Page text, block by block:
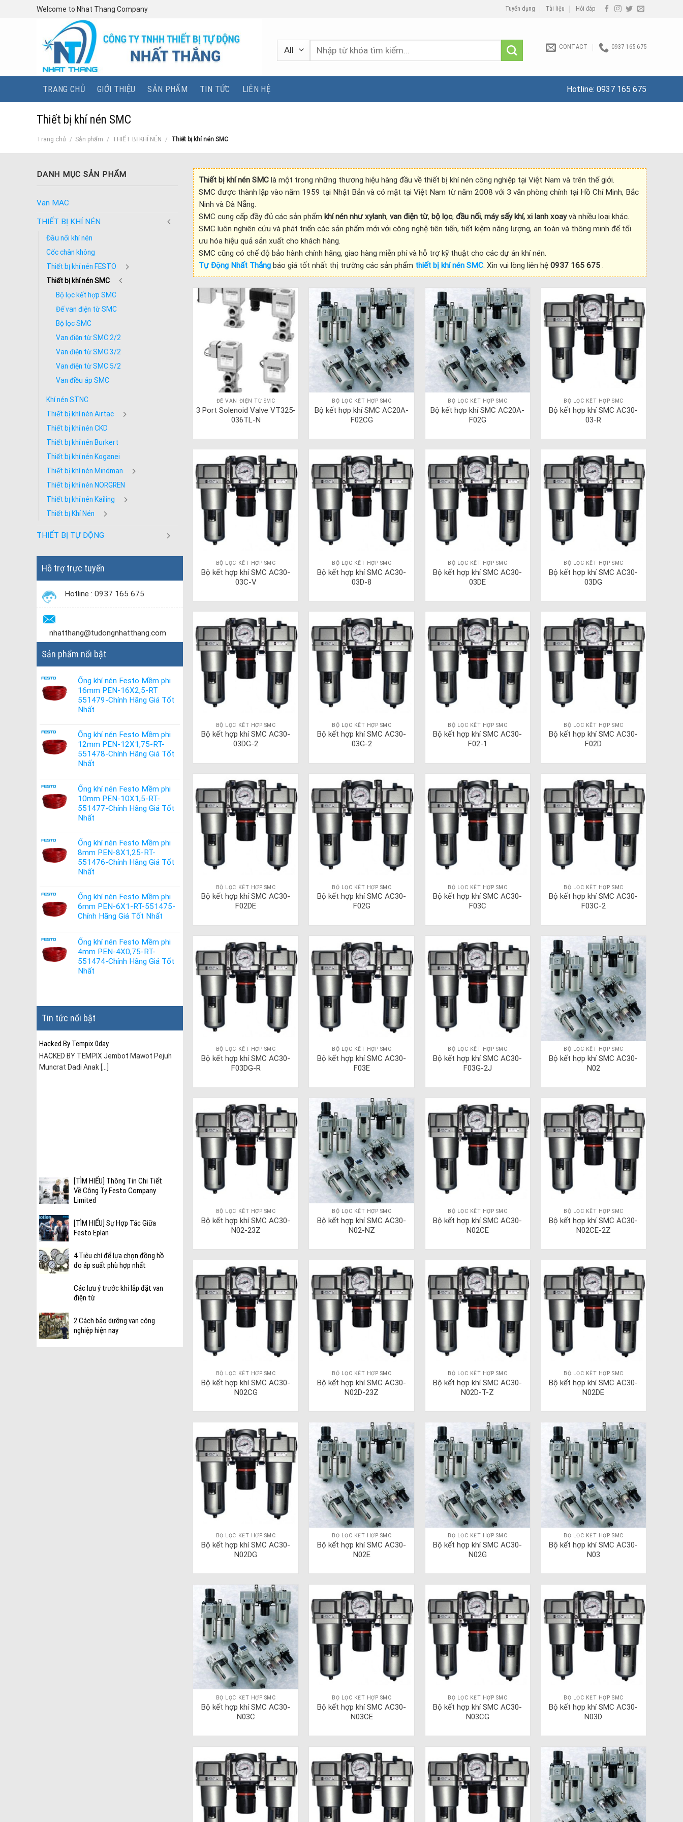
Welcome to Nhat Thang Company Tuyển dụng Tài liệu Hỏi đáp
Tìm
CONTACT 0937 165 675
TRANG CHỦ GIỚI THIỆU SẢN PHẨM TIN TỨC LIÊN HỆ Hotline: 0937 165 675
Thiết bị khí nén SMC
Trang chủ / Sản phẩm / THIẾT BỊ KHÍ NÉN / Thiết bị khí nén SMC
DANH MỤC SẢN PHẨM
Van MAC
THIẾT BỊ KHÍ NÉN
Đầu nối khí nén
Cốc chân không
Thiết bị khí nén FESTO
Thiết bị khí nén SMC
Bộ lọc kết hợp SMC
Đế van điện từ SMC
Bộ lọc SMC
Van điện từ SMC 2/2
Van điện từ SMC 3/2
Van điện từ SMC 5/2
Van điều áp SMC
Khí nén STNC
Thiết bị khí nén Airtac
Thiết bị khí nén CKD
Thiết bị khí nén Burkert
Thiết bị khí nén Koganei
Thiết bị khí nén Mindman
Thiết bị khí nén NORGREN
Thiết bị khí nén Kailing
Thiết bị Khí Nén
THIẾT BỊ TỰ ĐỘNG
Hỗ trợ trực tuyến
Hotline : 0937 165 675
nhatthang@tudongnhatthang.com
Sản phẩm nổi bật
Ống khí nén Festo Mềm phi
16mm PEN-16X2,5-RT
551479-Chính Hãng Giá Tốt
Nhất
Ống khí nén Festo Mềm phi
12mm PEN-12X1,75-RT-
551478-Chính Hãng Giá Tốt
Nhất
Ống khí nén Festo Mềm phi
10mm PEN-10X1,5-RT-
551477-Chính Hãng Giá Tốt
Nhất
Ống khí nén Festo Mềm phi
8mm PEN-8X1,25-RT-
551476-Chính Hãng Giá Tốt
Nhất
Ống khí nén Festo Mềm phi
6mm PEN-6X1-RT-551475-
Chính Hãng Giá Tốt Nhất
Ống khí nén Festo Mềm phi
4mm PEN-4X0,75-RT-
551474-Chính Hãng Giá Tốt
Nhất
Tin tức nổi bật
Hacked By Tempix 0day
HACKED BY TEMPIX Jembot Mawot Pejuh
Muncrat Dadi Anak [...]
[TÌM HIỂU] Thông Tin Chi Tiết
Về Công Ty Festo Company
Limited
[TÌM HIỂU] Sự Hợp Tác Giữa
Festo Eplan
4 Tiêu chí để lựa chọn đồng hồ
đo áp suất phù hợp nhất
Các lưu ý trước khi lắp đặt van
điện từ
2 Cách bảo dưỡng van công
nghiệp hiện nay
Thiết bị khí nén SMClà một trong những thương hiệu hàng đầu về thiết bị khí nén công nghiệp tại Việt Nam và trên thế giới.
SMC được thành lập vào năm 1959 tại Nhật Bản và có mặt tại Việt Nam từ năm 2008 với 3 văn phòng chính tại Hồ Chí Minh, Bắc
Ninh và Đà Nẵng.
SMC cung cấp đầy đủ các sản phẩm khí nén như xylanh, van điện từ, bộ lọc, đầu nối, máy sấy khí, xi lanh xoayvà nhiều loại khác.
SMC luôn nghiên cứu và phát triển các sản phẩm mới với công nghệ tiên tiến, tiết kiệm năng lượng, an toàn và thông minh để tối
ưu hóa hiệu quả sản xuất cho khách hàng.
SMC cũng có chế độ bảo hành chính hãng, giao hàng miễn phí và hỗ trợ kỹ thuật cho các dự án khí nén.
Tự Động Nhất Thắngbáo giá tốt nhất thị trường các sản phẩm thiết bị khí nén SMC. Xin vui lòng liên hệ 0937 165 675.
ĐẾ VAN ĐIỆN TỪ SMC
3 Port Solenoid Valve VT325-
036TL-N
BỘ LỌC KẾT HỢP SMC
Bộ kết hợp khí SMC AC20A-
F02CG
BỘ LỌC KẾT HỢP SMC
Bộ kết hợp khí SMC AC20A-
F02G
BỘ LỌC KẾT HỢP SMC
Bộ kết hợp khí SMC AC30-
03-R
BỘ LỌC KẾT HỢP SMC
Bộ kết hợp khí SMC AC30-
03C-V
BỘ LỌC KẾT HỢP SMC
Bộ kết hợp khí SMC AC30-
03D-8
BỘ LỌC KẾT HỢP SMC
Bộ kết hợp khí SMC AC30-
03DE
BỘ LỌC KẾT HỢP SMC
Bộ kết hợp khí SMC AC30-
03DG
BỘ LỌC KẾT HỢP SMC
Bộ kết hợp khí SMC AC30-
03DG-2
BỘ LỌC KẾT HỢP SMC
Bộ kết hợp khí SMC AC30-
03G-2
BỘ LỌC KẾT HỢP SMC
Bộ kết hợp khí SMC AC30-
F02-1
BỘ LỌC KẾT HỢP SMC
Bộ kết hợp khí SMC AC30-
F02D
BỘ LỌC KẾT HỢP SMC
Bộ kết hợp khí SMC AC30-
F02DE
BỘ LỌC KẾT HỢP SMC
Bộ kết hợp khí SMC AC30-
F02G
BỘ LỌC KẾT HỢP SMC
Bộ kết hợp khí SMC AC30-
F03C
BỘ LỌC KẾT HỢP SMC
Bộ kết hợp khí SMC AC30-
F03C-2
BỘ LỌC KẾT HỢP SMC
Bộ kết hợp khí SMC AC30-
F03DG-R
BỘ LỌC KẾT HỢP SMC
Bộ kết hợp khí SMC AC30-
F03E
BỘ LỌC KẾT HỢP SMC
Bộ kết hợp khí SMC AC30-
F03G-2J
BỘ LỌC KẾT HỢP SMC
Bộ kết hợp khí SMC AC30-
N02
BỘ LỌC KẾT HỢP SMC
Bộ kết hợp khí SMC AC30-
N02-23Z
BỘ LỌC KẾT HỢP SMC
Bộ kết hợp khí SMC AC30-
N02-NZ
BỘ LỌC KẾT HỢP SMC
Bộ kết hợp khí SMC AC30-
N02CE
BỘ LỌC KẾT HỢP SMC
Bộ kết hợp khí SMC AC30-
N02CE-2Z
BỘ LỌC KẾT HỢP SMC
Bộ kết hợp khí SMC AC30-
N02CG
BỘ LỌC KẾT HỢP SMC
Bộ kết hợp khí SMC AC30-
N02D-23Z
BỘ LỌC KẾT HỢP SMC
Bộ kết hợp khí SMC AC30-
N02D-T-Z
BỘ LỌC KẾT HỢP SMC
Bộ kết hợp khí SMC AC30-
N02DE
BỘ LỌC KẾT HỢP SMC
Bộ kết hợp khí SMC AC30-
N02DG
BỘ LỌC KẾT HỢP SMC
Bộ kết hợp khí SMC AC30-
N02E
BỘ LỌC KẾT HỢP SMC
Bộ kết hợp khí SMC AC30-
N02G
BỘ LỌC KẾT HỢP SMC
Bộ kết hợp khí SMC AC30-
N03
BỘ LỌC KẾT HỢP SMC
Bộ kết hợp khí SMC AC30-
N03C
BỘ LỌC KẾT HỢP SMC
Bộ kết hợp khí SMC AC30-
N03CE
BỘ LỌC KẾT HỢP SMC
Bộ kết hợp khí SMC AC30-
N03CG
BỘ LỌC KẾT HỢP SMC
Bộ kết hợp khí SMC AC30-
N03D